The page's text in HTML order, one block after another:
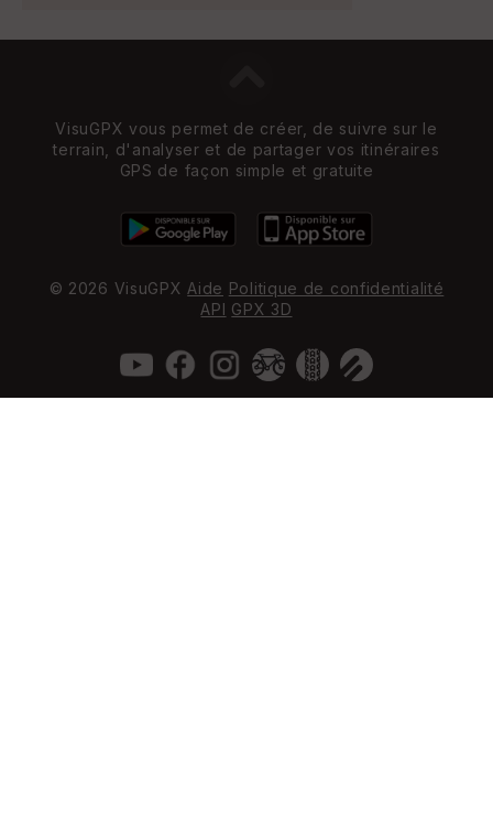
VisuGPX vous permet de créer, de suivre sur le
terrain, d'analyser et de partager vos itinéraires
GPS de façon simple et gratuite
© 2026 VisuGPXAide Politique de confidentialité
API
GPX 3D